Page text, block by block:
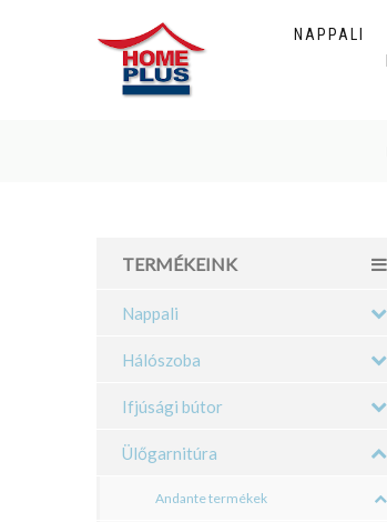
NAPPALI
TERMÉKEINK
Nappali
Hálószoba
Ifjúsági bútor
Ülőgarnitúra
Andante termékek